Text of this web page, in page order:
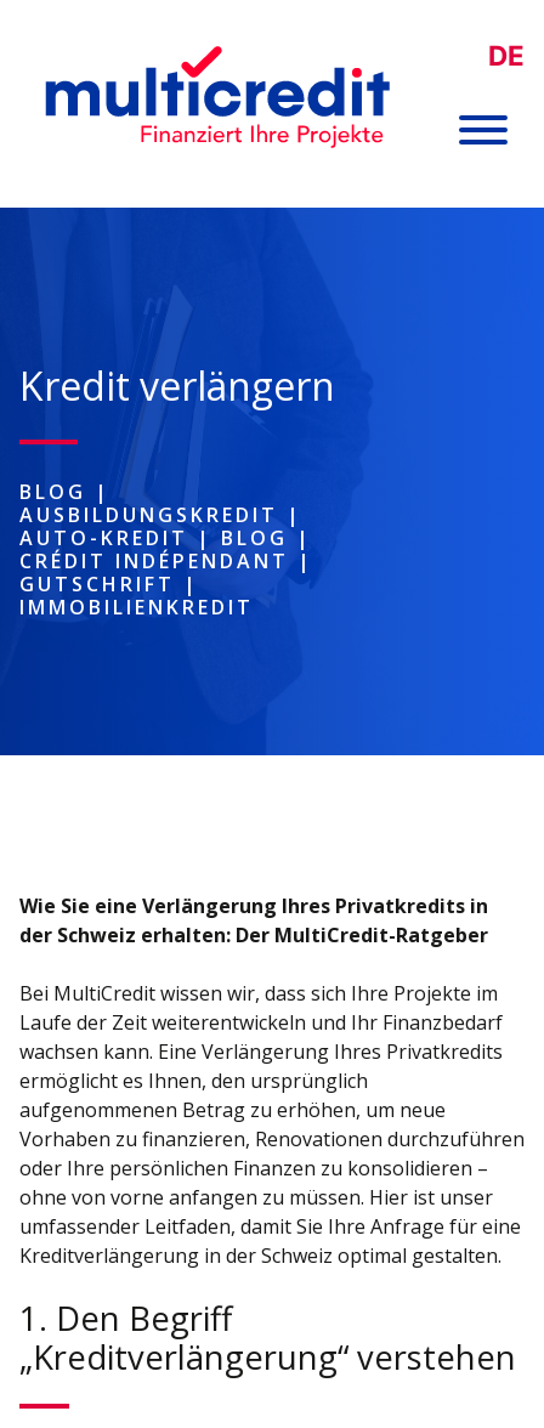
DE
Kredit verlängern
BLOG
|
AUSBILDUNGSKREDIT
|
AUTO-KREDIT | BLOG
|
CRÉDIT INDÉPENDANT
|
GUTSCHRIFT
|
IMMOBILIENKREDIT
Wie Sie eine Verlängerung Ihres Privatkredits in
der Schweiz erhalten: Der MultiCredit-Ratgeber
Bei MultiCredit wissen wir, dass sich Ihre Projekte im
Laufe der Zeit weiterentwickeln und Ihr Finanzbedarf
wachsen kann. Eine Verlängerung Ihres Privatkredits
ermöglicht es Ihnen, den ursprünglich
aufgenommenen Betrag zu erhöhen, um neue
Vorhaben zu finanzieren, Renovationen durchzuführen
oder Ihre persönlichen Finanzen zu konsolidieren –
ohne von vorne anfangen zu müssen. Hier ist unser
umfassender Leitfaden, damit Sie Ihre Anfrage für eine
Kreditverlängerung in der Schweiz optimal gestalten.
1. Den Begriff
„Kreditverlängerung“ verstehen